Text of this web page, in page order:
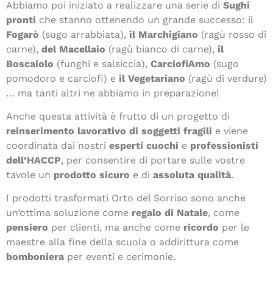
Abbiamo poi iniziato a realizzare una serie di Sughi
pronti che stanno ottenendo un grande successo: il
Fogarò (sugo arrabbiata), il Marchigiano (ragù rosso di
carne), del Macellaio (ragù bianco di carne), il
Boscaiolo (funghi e salsiccia), CarciofiAmo (sugo
pomodoro e carciofi) e il Vegetariano (ragù di verdure)
… ma tanti altri ne abbiamo in preparazione!
Anche questa attività è frutto di un progetto di
reinserimento lavorativo di soggetti fragili e viene
coordinata dai nostri esperti cuochi e professionisti
dell’HACCP, per consentire di portare sulle vostre
tavole un prodotto sicuro e di assoluta qualità.
I prodotti trasformati Orto del Sorriso sono anche
un’ottima soluzione come regalo di Natale, come
pensiero per clienti, ma anche come ricordo per le
maestre alla fine della scuola o addirittura come
bomboniera per eventi e cerimonie.